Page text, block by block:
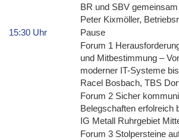
BR und SBV
Peter Kixmöller,
15:30 Uhr
Pause
Forum 1
und Mitbestimmung –
moderner IT-Systeme
Racel Bosbach, TBS
Forum 2 Sicher
Belegschaften erfolreich
IG Metall Ruhrgebiet
Forum 3 Stolpersteine